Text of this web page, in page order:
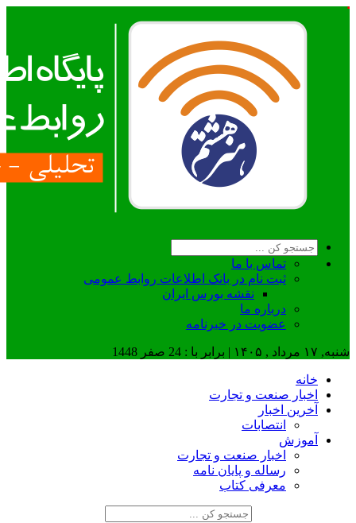
تماس با ما
ثبت نام در بانک اطلاعات روابط عمومی
نقشه بورس ایران
درباره ما
عضويت در خبرنامه
شنبه, ۱۷ مرداد , ۱۴۰۵ | برابر با : 24 صفر 1448
خانه
اخبار صنعت و تجارت
آخرین اخبار
انتصابات
آموزش
اخبار صنعت و تجارت
رساله و پایان نامه
معرفی کتاب